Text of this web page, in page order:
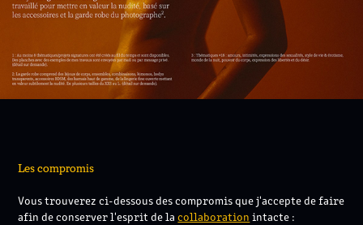
Les compromis
Vous trouverez ci-dessous des compromis que j'accepte de faire
afin de conserver l'esprit de lacollaboration intacte :